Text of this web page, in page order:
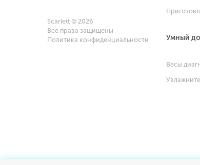
Scarlett © 2026
Все права защищены
Политика конфиденциальности
Умный
Весы